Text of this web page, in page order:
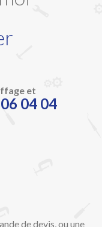
et
04 04
de devis, ou une